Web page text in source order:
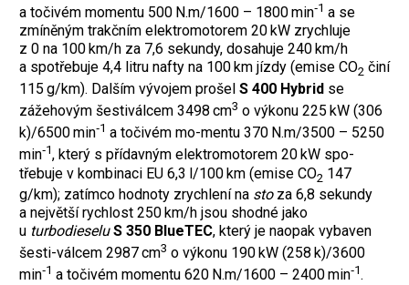
a točivém momentu 500 N.m/1600 – 1800 min‑1 a se
zmíněným trakčním elektromotorem 20 kW zrychluje
z 0 na 100 km/h za 7,6 sekundy, dosahuje 240 km/h
a spotřebuje 4,4 litru nafty na 100 km jízdy (emise CO2 činí
115 g/km). Dalším vývojem prošel S 400 Hybrid se
zážehovým šestiválcem 3498 cm3 o výkonu 225 kW (306
k)/6500 min‑1 a točivém mo-mentu 370 N.m/3500 – 5250
min‑1, který s přídavným elektromotorem 20 kW spo-
třebuje v kombinaci EU 6,3 l/100 km (emise CO2 147
g/km); zatímco hodnoty zrychlení na sto za 6,8 sekundy
a největší rychlost 250 km/h jsou shodné jako
u turbodieseluS 350 BlueTEC, který je naopak vybaven
šesti-válcem 2987 cm3 o výkonu 190 kW (258 k)/3600
min‑1 a točivém momentu 620 N.m/1600 – 2400 min‑1.